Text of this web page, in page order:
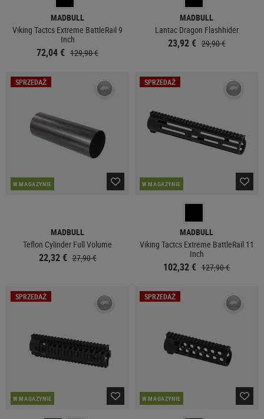
MADBULL
Viking Tactcs Extreme BattleRail 9
Inch
72,04 € 129,90 €
MADBULL
Lantac Dragon Flashhider
23,92 € 29,90 €
SPRZEDAŻ
W MAGAZYNIE
MADBULL
Teflon Cylinder Full Volume
22,32 € 27,90 €
SPRZEDAŻ
W MAGAZYNIE
MADBULL
Viking Tactcs Extreme BattleRail 11
Inch
102,32 € 127,90 €
SPRZEDAŻ
W MAGAZYNIE
SPRZEDAŻ
W MAGAZYNIE